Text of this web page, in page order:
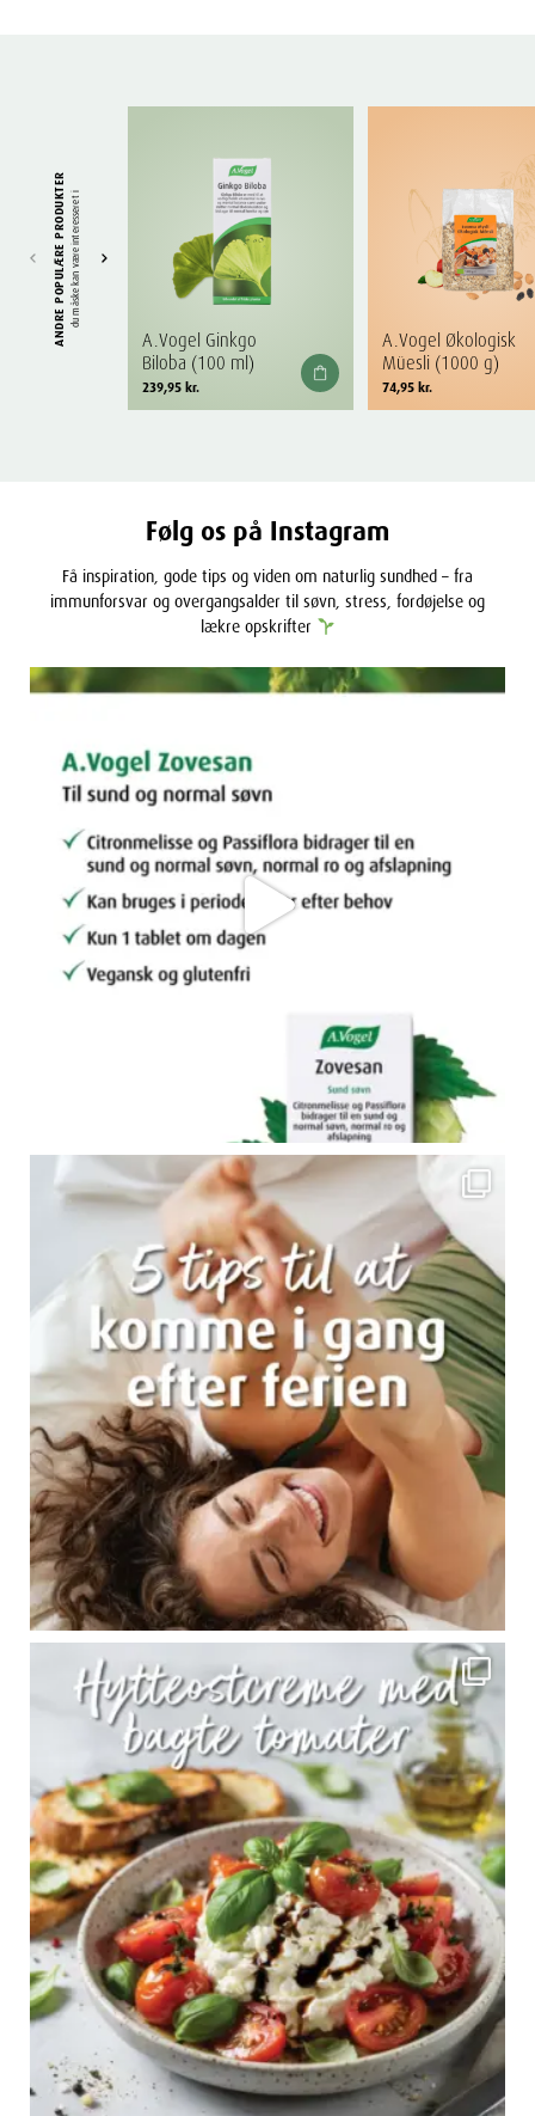
ANDRE POPULÆRE PRODUKTERdu måske kan være interesseret i
A.Vogel Ginkgo
Biloba (100 ml)
239,95kr.
A.Vogel Økologisk
Müesli (1000 g)
74,95kr.
Følg os på Instagram
Få inspiration, gode tips og viden om naturlig sundhed – fra
immunforsvar og overgangsalder til søvn, stress, fordøjelse og
lækre opskrifter